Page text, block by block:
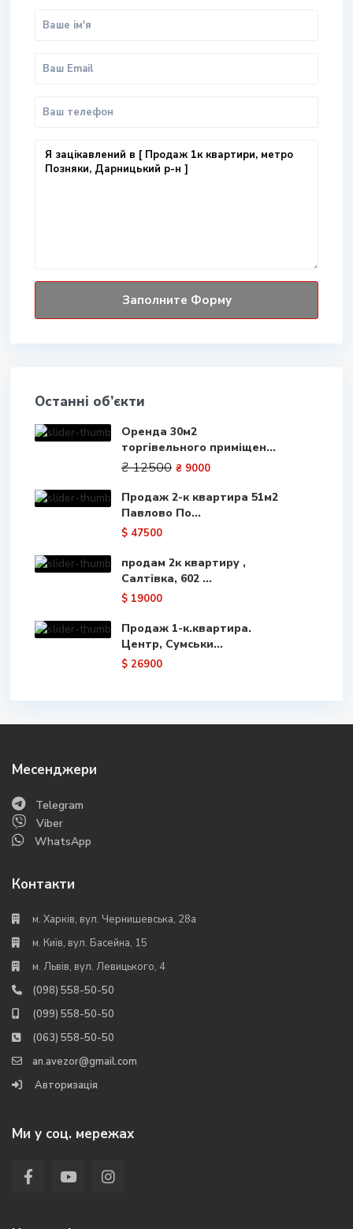
Останні об’єкти
Оренда 30м2
торгівельного приміщен...
₴ 12500 ₴ 9000
Продаж 2-к квартира 51м2
Павлово По...
$ 47500
продам 2к квартиру ,
Салтівка, 602 ...
$ 19000
Продаж 1-к.квартира.
Центр, Сумськи...
$ 26900
Месенджери
Telegram
Viber
WhatsApp
Контакти
м. Харків, вул. Чернишевська, 28а
м. Київ, вул. Басейна, 15
м. Львів, вул. Левицького, 4
(098) 558-50-50
(099) 558-50-50
(063) 558-50-50
an.avezor@gmail.com
Авторизація
Ми у соц. мережах